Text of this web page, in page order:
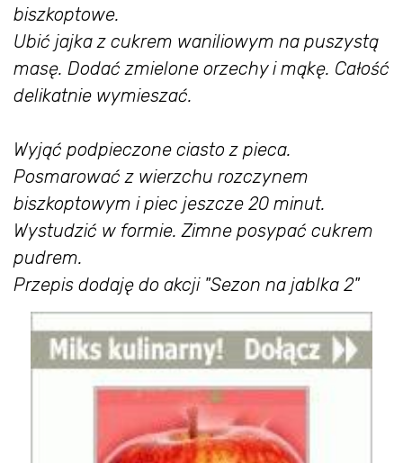
biszkoptowe.
Ubić jajka z cukrem waniliowym na puszystą
masę. Dodać zmielone orzechy i mąkę. Całość
delikatnie wymieszać.
Wyjąć podpieczone ciasto z pieca.
Posmarować z wierzchu rozczynem
biszkoptowym i piec jeszcze 20 minut.
Wystudzić w formie. Zimne posypać cukrem
pudrem.
Przepis dodaję do akcji "Sezon na jablka 2"